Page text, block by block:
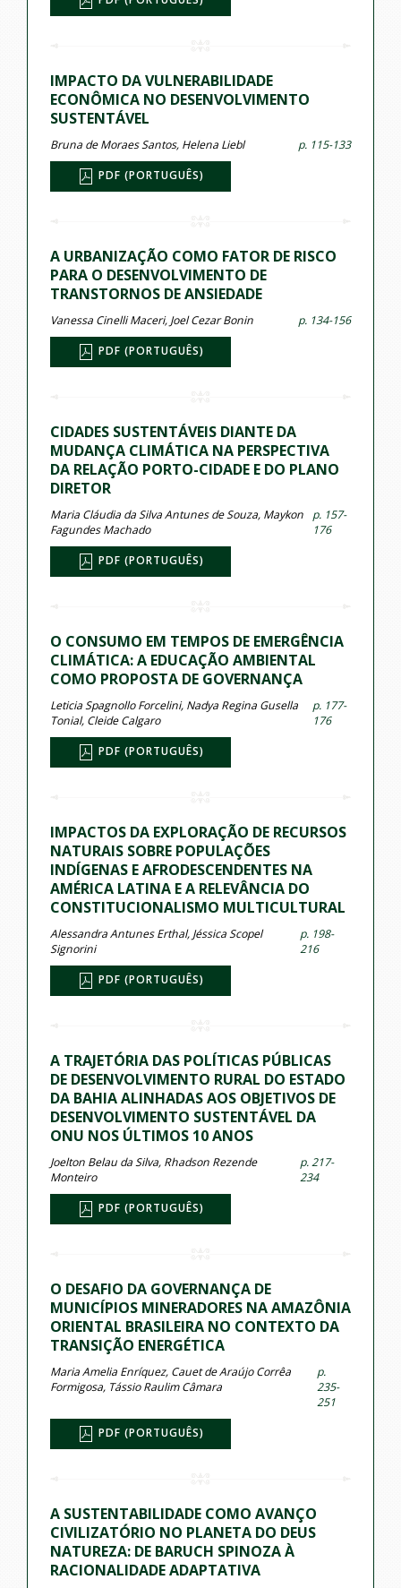
IMPACTO DA VULNERABILIDADE
ECONÔMICA NO DESENVOLVIMENTO
SUSTENTÁVEL
Bruna de Moraes Santos, Helena Liebl p. 115-133
PDF (PORTUGUÊS)
A URBANIZAÇÃO COMO FATOR DE RISCO
PARA O DESENVOLVIMENTO DE
TRANSTORNOS DE ANSIEDADE
Vanessa Cinelli Maceri, Joel Cezar Bonin p. 134-156
PDF (PORTUGUÊS)
CIDADES SUSTENTÁVEIS DIANTE DA
MUDANÇA CLIMÁTICA NA PERSPECTIVA
DA RELAÇÃO PORTO-CIDADE E DO PLANO
DIRETOR
Maria Cláudia da Silva Antunes de Souza, Maykon
Fagundes Machado
p. 157-
176
PDF (PORTUGUÊS)
O CONSUMO EM TEMPOS DE EMERGÊNCIA
CLIMÁTICA: A EDUCAÇÃO AMBIENTAL
COMO PROPOSTA DE GOVERNANÇA
Leticia Spagnollo Forcelini, Nadya Regina Gusella
Tonial, Cleide Calgaro
p. 177-
176
PDF (PORTUGUÊS)
IMPACTOS DA EXPLORAÇÃO DE RECURSOS
NATURAIS SOBRE POPULAÇÕES
INDÍGENAS E AFRODESCENDENTES NA
AMÉRICA LATINA E A RELEVÂNCIA DO
CONSTITUCIONALISMO MULTICULTURAL
Alessandra Antunes Erthal, Jéssica Scopel
Signorini
p. 198-
216
PDF (PORTUGUÊS)
A TRAJETÓRIA DAS POLÍTICAS PÚBLICAS
DE DESENVOLVIMENTO RURAL DO ESTADO
DA BAHIA ALINHADAS AOS OBJETIVOS DE
DESENVOLVIMENTO SUSTENTÁVEL DA
ONU NOS ÚLTIMOS 10 ANOS
Joelton Belau da Silva, Rhadson Rezende
Monteiro
p. 217-
234
PDF (PORTUGUÊS)
O DESAFIO DA GOVERNANÇA DE
MUNICÍPIOS MINERADORES NA AMAZÔNIA
ORIENTAL BRASILEIRA NO CONTEXTO DA
TRANSIÇÃO ENERGÉTICA
Maria Amelia Enríquez, Cauet de Araújo Corrêa
Formigosa, Tássio Raulim Câmara
p.
235-
251
PDF (PORTUGUÊS)
A SUSTENTABILIDADE COMO AVANÇO
CIVILIZATÓRIO NO PLANETA DO DEUS
NATUREZA: DE BARUCH SPINOZA À
RACIONALIDADE ADAPTATIVA